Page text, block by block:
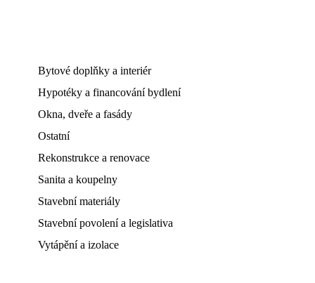
Bytové doplňky a interiér
Hypotéky a financování bydlení
Okna, dveře a fasády
Ostatní
Rekonstrukce a renovace
Sanita a koupelny
Stavební materiály
Stavební povolení a legislativa
Vytápění a izolace